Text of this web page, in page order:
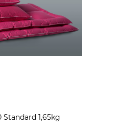
Standard 1,65kg